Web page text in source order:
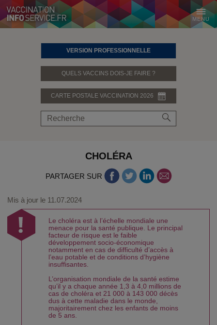
MENU
VERSION PROFESSIONNELLE
QUELS VACCINS DOIS-JE FAIRE ?
CARTE POSTALE VACCINATION 2026
CHOLÉRA
PARTAGER SUR
Mis à jour le 11.07.2024
Le choléra est à l’échelle mondiale une
menace pour la santé publique. Le principal
facteur de risque est le faible
développement socio-économique
notamment en cas de difficulté d’accès à
l’eau potable et de conditions d’hygiène
insuffisantes.
L’organisation mondiale de la santé estime
qu’il y a chaque année 1,3 à 4,0 millions de
cas de choléra et 21 000 à 143 000 décès
dus à cette maladie dans le monde,
majoritairement chez les enfants de moins
de 5 ans.